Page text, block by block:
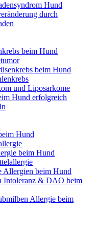
Hund
durch
beim Hund
beim Hund
und Liposarkome
Hund erfolgreich
Hund
beim Hund
Allergien beim Hund
Intoleranz & DAO beim
Allergie beim